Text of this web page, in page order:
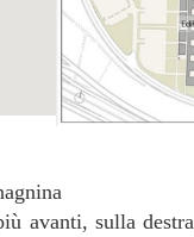
avanti, sulla